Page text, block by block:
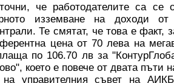
че работодателите са
изземване на доходи
Те смятат, че това е факт,
цена от 70 лева на
по 106.70 лв за
което е повече от двата пъти
на управителния съвет на